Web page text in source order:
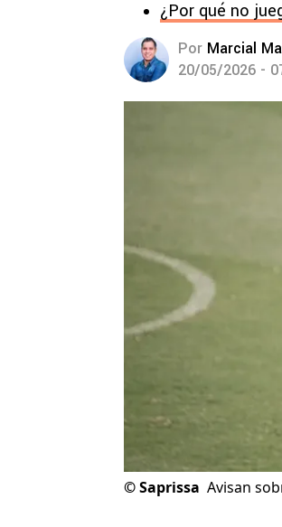
¿Por qué no
Por Marcial
20/05/2026 -
©Saprissa Avisan